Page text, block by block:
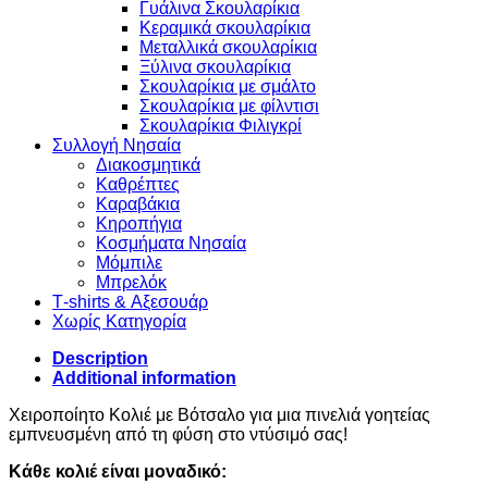
Γυάλινα Σκουλαρίκια
Κεραμικά σκουλαρίκια
Μεταλλικά σκουλαρίκια
Ξύλινα σκουλαρίκια
Σκουλαρίκια με σμάλτο
Σκουλαρίκια με φίλντισι
Σκουλαρίκια Φιλιγκρί
Συλλογή Νησαία
Διακοσμητικά
Καθρέπτες
Καραβάκια
Κηροπήγια
Κοσμήματα Νησαία
Μόμπιλε
Μπρελόκ
Τ-shirts & Αξεσουάρ
Χωρίς Κατηγορία
Description
Additional information
Χειροποίητο Κολιέ με Βότσαλo για μια πινελιά γοητείας
εμπνευσμένη από τη φύση στο ντύσιμό σας!
Κάθε κολιέ είναι μοναδικό: